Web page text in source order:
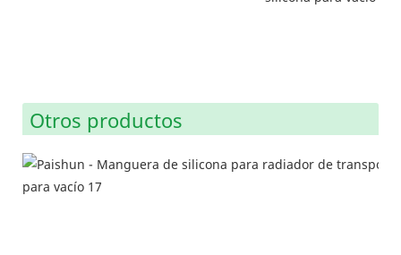
Otros productos